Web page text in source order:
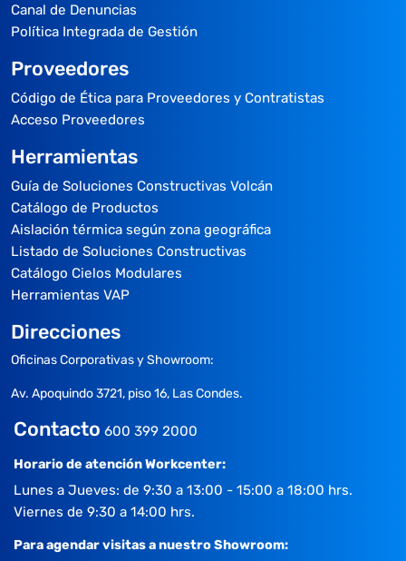
Canal de Denuncias
Política Integrada de Gestión
Proveedores
Código de Ética para Proveedores y Contratistas
Acceso Proveedores
Herramientas
Guía de Soluciones Constructivas Volcán
Catálogo de Productos
Aislación térmica según zona geográfica
Listado de Soluciones Constructivas
Catálogo Cielos Modulares
Herramientas VAP
Direcciones
Oficinas Corporativas y Showroom:
Av. Apoquindo 3721, piso 16, Las Condes.
Contacto 600 399 2000
Horario de atención Workcenter:
Lunes a Jueves: de 9:30 a 13:00 - 15:00 a 18:00 hrs.
Viernes de 9:30 a 14:00 hrs.
Para agendar visitas a nuestro Showroom: